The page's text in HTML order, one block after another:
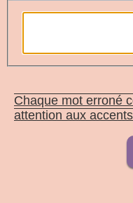
Chaque mot erroné
attention aux